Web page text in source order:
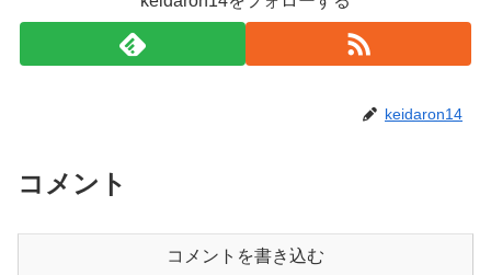
keidaron14
コメント
コメントを書き込む